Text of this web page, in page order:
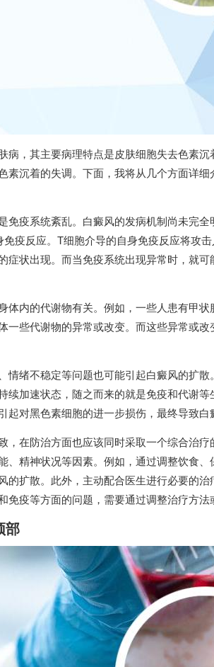
病，其主要病理特点是皮肤细胞失去色素
素沉着的失调。下面，我将从几个方面详
免疫系统紊乱。白癜风的发病机制尚未完
疫反应。T细胞介导的自身免疫反应将攻
症状出现。而当免疫系统出现异常时，就
体内的代谢物有关。例如，一些人患有甲
一些代谢物的异常或改变。而这些异常或
情绪不稳定等问题也可能引起白癜风的扩
续加速状态，随之而来的就是免疫和代谢
起对黑色素细胞的进一步损伤，最终导致白
，在防治方面也应该同时采取一个综合治
、精神状况等因素。例如，通过调整饮食
的扩散。此外，主动配合医生进行必要的治
免疫等方面的问题，需要通过调整治疗方法
部